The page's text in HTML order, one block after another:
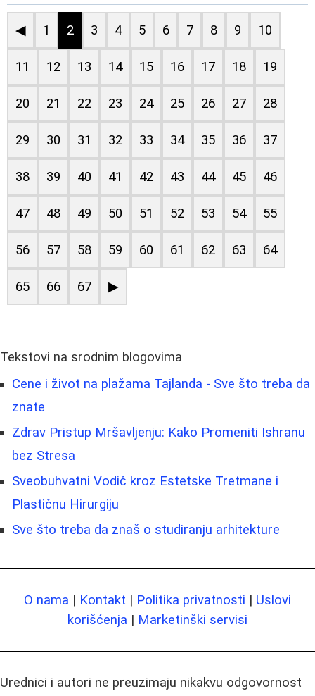
◀ 1 2 3 4 5 6 7 8 9 10
11 12 13 14 15 16 17 18 19
20 21 22 23 24 25 26 27 28
29 30 31 32 33 34 35 36 37
38 39 40 41 42 43 44 45 46
47 48 49 50 51 52 53 54 55
56 57 58 59 60 61 62 63 64
65 66 67 ▶
Tekstovi na srodnim blogovima
Cene i život na plažama Tajlanda - Sve što treba da
znate
Zdrav Pristup Mršavljenju: Kako Promeniti Ishranu
bez Stresa
Sveobuhvatni Vodič kroz Estetske Tretmane i
Plastičnu Hirurgiju
Sve što treba da znaš o studiranju arhitekture
O nama | Kontakt | Politika privatnosti | Uslovi
korišćenja | Marketinški servisi
Urednici i autori ne preuzimaju nikakvu odgovornost